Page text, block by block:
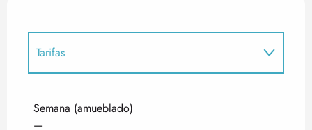
Tarifas
Semana (amueblado)
—